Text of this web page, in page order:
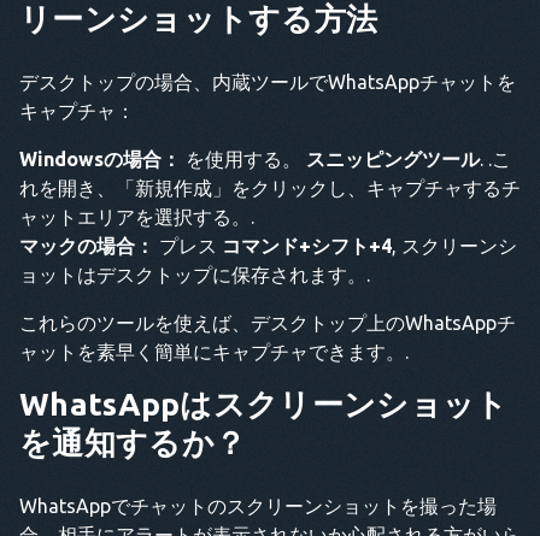
リーンショットする方法
デスクトップの場合、内蔵ツールでWhatsAppチャットを
キャプチャ：
Windowsの場合： を使用する。 スニッピングツール. .こ
れを開き、「新規作成」をクリックし、キャプチャするチ
ャットエリアを選択する。.
マックの場合：
プレス コマンド+シフト+4, スクリーンシ
ョットはデスクトップに保存されます。.
これらのツールを使えば、デスクトップ上のWhatsAppチ
ャットを素早く簡単にキャプチャできます。.
WhatsAppはスクリーンショット
を通知するか？
WhatsAppでチャットのスクリーンショットを撮った場